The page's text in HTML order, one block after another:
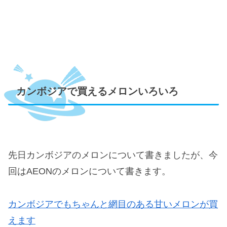
カンボジアで買えるメロンいろいろ
先日カンボジアのメロンについて書きましたが、今
回はAEONのメロンについて書きます。
カンボジアでもちゃんと網目のある甘いメロンが買
えます